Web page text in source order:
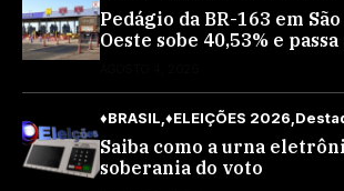
Pedágio da BR-163 em
Oeste sobe 40,53% e
♦BRASIL ♦ELEIÇÕES 2026
Saiba como a urna
soberania do voto